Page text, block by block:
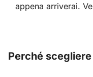
appena arriverai.
Perché